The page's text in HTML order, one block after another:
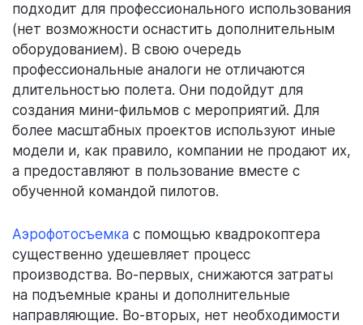
подходит для профессионального использования
(нет возможности оснастить дополнительным
оборудованием). В свою очередь
профессиональные аналоги не отличаются
длительностью полета. Они подойдут для
создания мини-фильмов с мероприятий. Для
более масштабных проектов используют иные
модели и, как правило, компании не продают их,
а предоставляют в пользование вместе с
обученной командой пилотов.
Аэрофотосъемка с помощью квадрокоптера
существенно удешевляет процесс
производства. Во-первых, снижаются затраты
на подъемные краны и дополнительные
направляющие. Во-вторых, нет необходимости